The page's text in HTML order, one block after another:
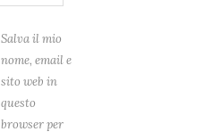
Salva il mio
nome, email e
sito web in
questo
browser per